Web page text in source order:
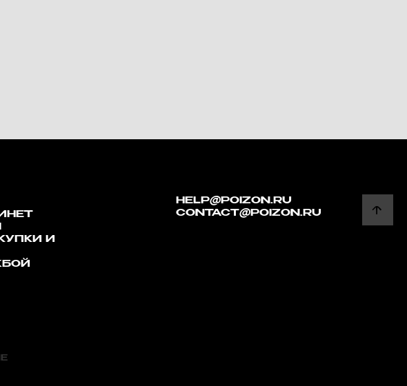
HELP@POIZON.RU
CONTACT@POIZON.RU
И